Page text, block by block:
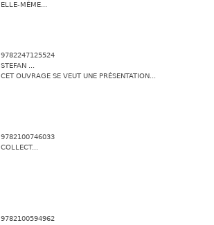
ELLE-MÊME...
9782247125524
STEFAN ...
CET OUVRAGE SE VEUT UNE PRÉSENTATION...
9782100746033
COLLECT...
9782100594962